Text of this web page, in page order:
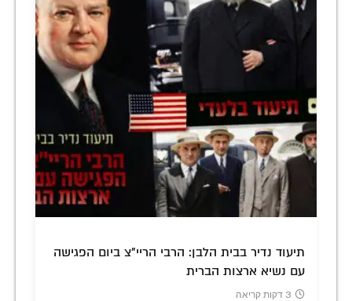
תיעוד נדיר בבית הלבן: הרבי הריי"צ ביום הפגישה
עם נשיא ארצות הברית
3 דקות קריאה